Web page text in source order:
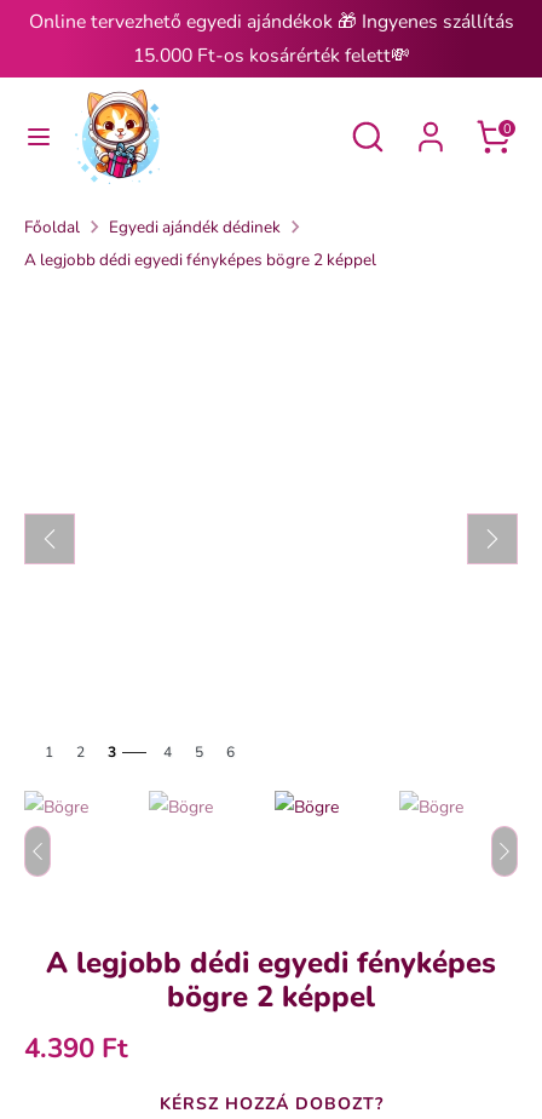
Ugrás
tartalomra
Online tervezhető egyedi ajándékok 🎁 Ingyenes szállítás
15.000 Ft-os kosárérték felett💸
Keresés
Keresés 0
KeresésKeresés
Főoldal
Egyedi ajándék dédinek
A legjobb dédi egyedi fényképes bögre 2 képpel
1 2 3 4 5 6
A legjobb dédi egyedi fényképes
bögre 2 képpel
4.390 Ft
KÉRSZ HOZZÁ DOBOZT?